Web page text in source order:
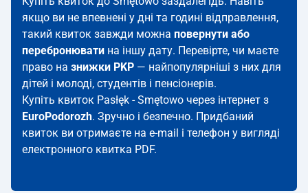
якщо ви не впевнені у дні та годині відправлення,
такий квиток завжди можна повернути або
перебронювати на іншу дату. Перевірте, чи маєте
право на знижки PKP — найпопулярніші з них для
дітей і молоді, студентів і пенсіонерів.
Купіть квиток Pasłęk - Smętowo через інтернет з
EuroPodorozh. Зручно і безпечно. Придбаний
квиток ви отримаєте на e-mail і телефон у вигляді
електронного квитка PDF.